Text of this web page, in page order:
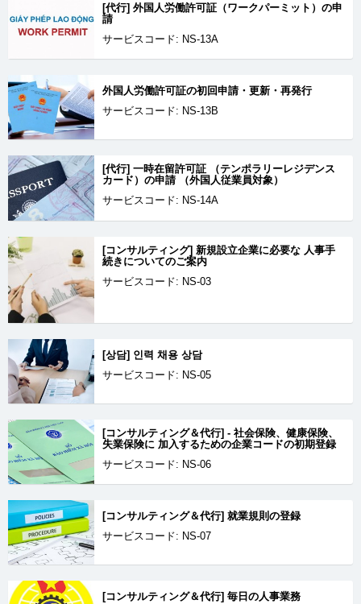
[代行] 外国人労働許可証（ワークパーミット）の申
請
サービスコード: NS-13A
外国人労働許可証の初回申請・更新・再発行
サービスコード: NS-13B
[代行] 一時在留許可証 （テンポラリーレジデンス
カード）の申請 （外国人従業員対象）
サービスコード: NS-14A
[コンサルティング] 新規設立企業に必要な 人事手
続きについてのご案内
サービスコード: NS-03
[상담] 인력 채용 상담
サービスコード: NS-05
[コンサルティング＆代行] - 社会保険、健康保険、
失業保険に 加入するための企業コードの初期登録
サービスコード: NS-06
[コンサルティング＆代行] 就業規則の登録
サービスコード: NS-07
[コンサルティング＆代行] 毎日の人事業務